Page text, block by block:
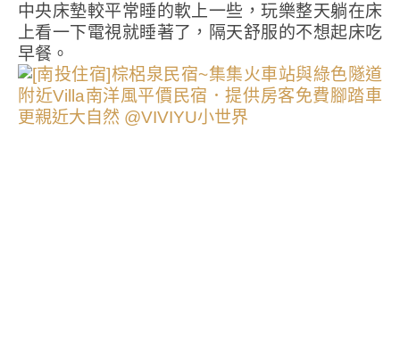
中央床墊較平常睡的軟上一些，玩樂整天躺在床
上看一下電視就睡著了，隔天舒服的不想起床吃
早餐。